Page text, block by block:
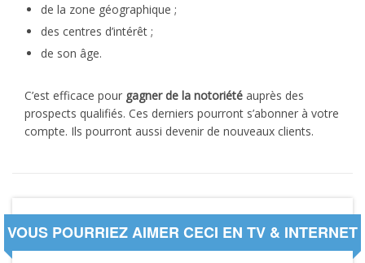
de la zone géographique ;
des centres d’intérêt ;
de son âge.
C’est efficace pour gagner de la notoriété auprès des
prospects qualifiés. Ces derniers pourront s’abonner à votre
compte. Ils pourront aussi devenir de nouveaux clients.
VOUS POURRIEZ AIMER CECI EN TV & INTERNET